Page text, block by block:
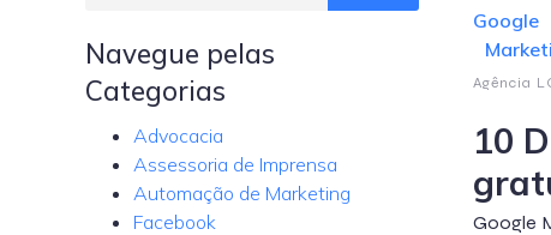
Navegue pelas
Categorias
Advocacia
Assessoria de Imprensa
Automação de Marketing
Facebook
Google
Agência
10
Google